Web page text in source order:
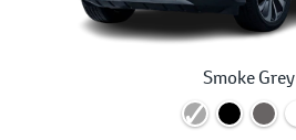
Smoke Grey